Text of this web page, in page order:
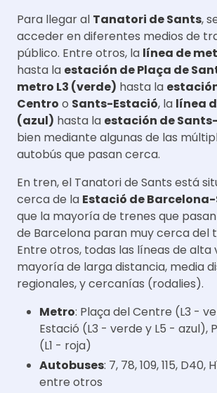
Para llegar al Tanatori de Sants,
acceder en diferentes medios de
público. Entre otros, la línea de
hasta la estación dePlaça de
metro L3 (verde) hasta la
Centro o Sants-Estació, la línea
(azul) hasta la estación de
bien mediante algunas de las
autobús que pasan cerca.
En tren, el Tanatori de Sants está
cerca de la Estació de
que la mayoría de trenes que
de Barcelona paran muy cerca del
Entre otros, todas las líneas de alta
mayoría de larga distancia, media
regionales, y cercanías (rodalies).
Metro: Plaça del Centre (L3 -
Estació (L3 - verde y L5 - azul),
(L1 - roja)
Autobuses: 7, 78, 109, 115, D40,
entre otros